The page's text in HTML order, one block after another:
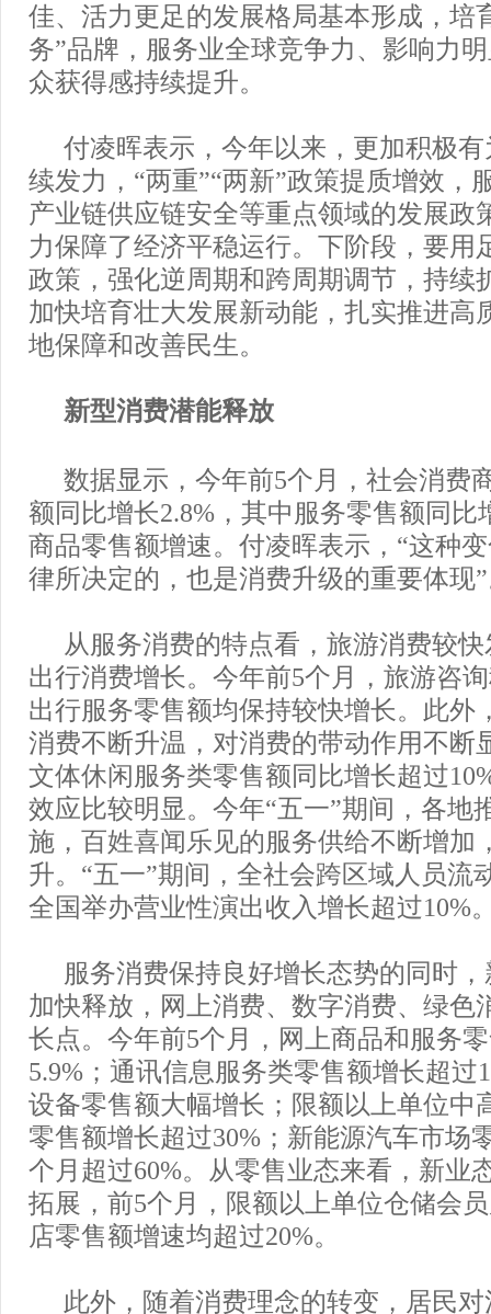
佳、活力更足的发展格局基本形成，培
务”品牌，服务业全球竞争力、影响力
众获得感持续提升。
付凌晖表示，今年以来，更加积极
续发力，“两重”“两新”政策提质增效，
产业链供应链安全等重点领域的发展政
力保障了经济平稳运行。下阶段，要用
政策，强化逆周期和跨周期调节，持续
加快培育壮大发展新动能，扎实推进高
地保障和改善民生。
新型消费潜能释放
数据显示，今年前5个月，社会消费
额同比增长2.8%，其中服务零售额同比
商品零售额增速。付凌晖表示，“这种
律所决定的，也是消费升级的重要体现
从服务消费的特点看，旅游消费较
出行消费增长。今年前5个月，旅游咨
出行服务零售额均保持较快增长。此外
消费不断升温，对消费的带动作用不断
文体休闲服务类零售额同比增长超过
效应比较明显。今年“五一”期间，各地
施，百姓喜闻乐见的服务供给不断增加
升。“五一”期间，全社会跨区域人员流
全国举办营业性演出收入增长超过10%
服务消费保持良好增长态势的同时
加快释放，网上消费、数字消费、绿色
长点。今年前5个月，网上商品和服务
5.9%；通讯信息服务类零售额增长超过
设备零售额大幅增长；限额以上单位中
零售额增长超过30%；新能源汽车市场
个月超过60%。从零售业态来看，新业
拓展，前5个月，限额以上单位仓储会
店零售额增速均超过20%。
此外，随着消费理念的转变，居民